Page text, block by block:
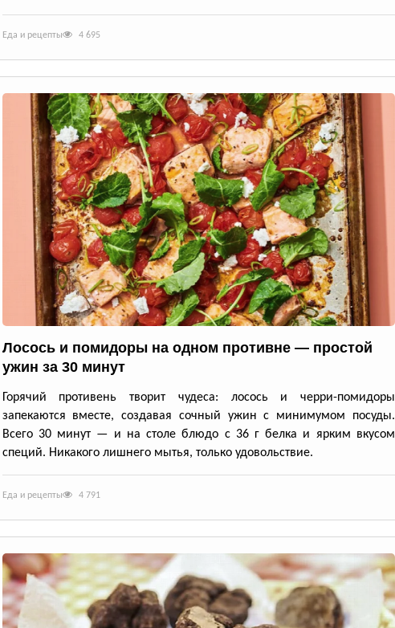
Еда и рецепты 4 695
Лосось и помидоры на одном противне — простой
ужин за 30 минут
Горячий противень творит чудеса: лосось и черри-помидоры
запекаются вместе, создавая сочный ужин с минимумом посуды.
Всего 30 минут — и на столе блюдо с 36 г белка и ярким вкусом
специй. Никакого лишнего мытья, только удовольствие.
Еда и рецепты 4 791